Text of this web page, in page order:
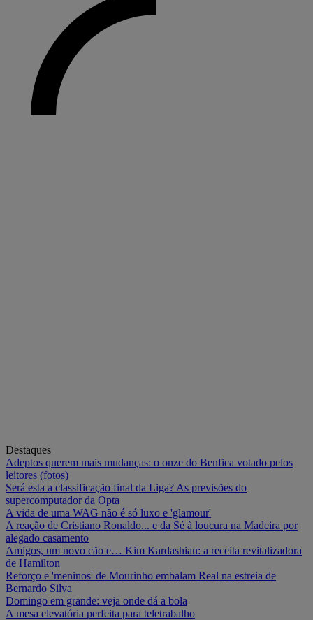
Destaques
Adeptos querem mais mudanças: o onze do Benfica votado pelos
leitores (fotos)
Será esta a classificação final da Liga? As previsões do
supercomputador da Opta
A vida de uma WAG não é só luxo e 'glamour'
A reação de Cristiano Ronaldo... e da Sé à loucura na Madeira por
alegado casamento
Amigos, um novo cão e… Kim Kardashian: a receita revitalizadora
de Hamilton
Reforço e 'meninos' de Mourinho embalam Real na estreia de
Bernardo Silva
Domingo em grande: veja onde dá a bola
A mesa elevatória perfeita para teletrabalho